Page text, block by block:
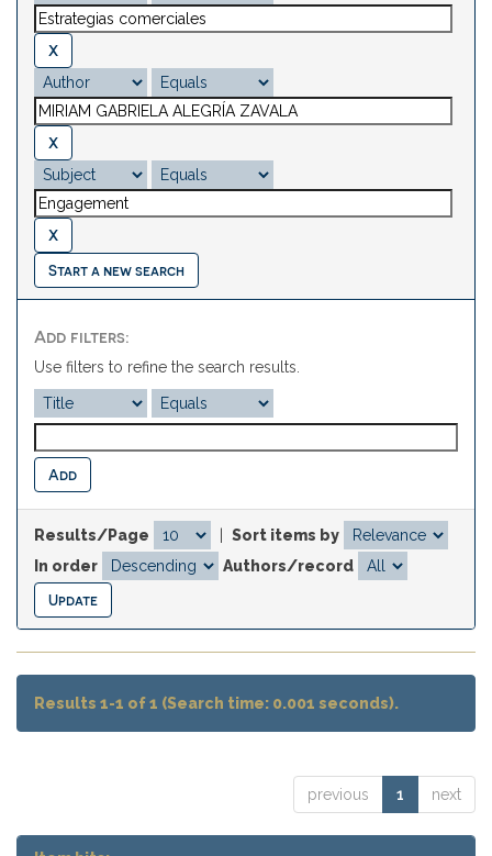
Start a new search
Add filters:
Use filters to refine the search results.
Results/Page
Sort items by
In order
Authors/record
Results 1-1 of 1 (Search time: 0.001 seconds).
previous 1 next